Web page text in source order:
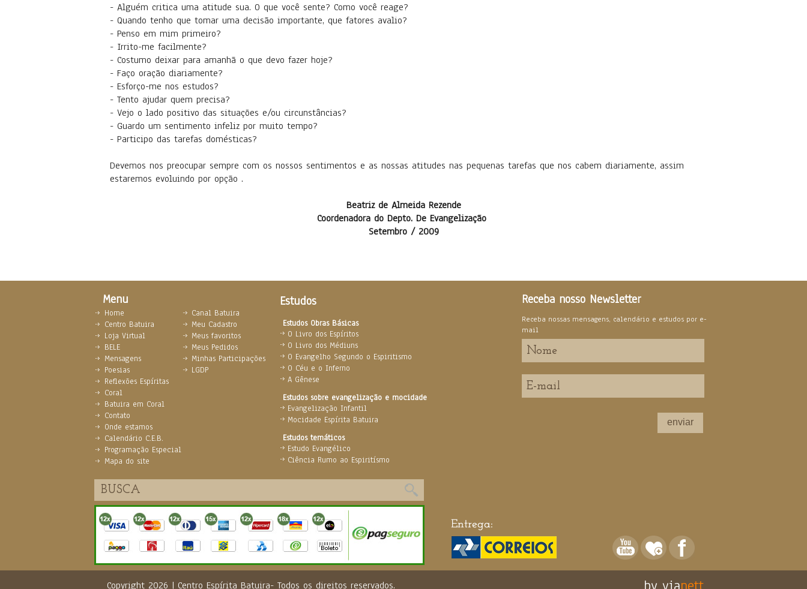
- Alguém critica uma atitude sua. O que você sente? Como você reage?
- Quando tenho que tomar uma decisão importante, que fatores avalio?
- Penso em mim primeiro?
- Irrito-me facilmente?
- Costumo deixar para amanhã o que devo fazer hoje?
- Faço oração diariamente?
- Esforço-me nos estudos?
- Tento ajudar quem precisa?
- Vejo o lado positivo das situações e/ou circunstâncias?
- Guardo um sentimento infeliz por muito tempo?
- Participo das tarefas domésticas?
Devemos nos preocupar sempre com os nossos sentimentos e as nossas atitudes nas pequenas tarefas que nos cabem diariamente, assim
estaremos evoluindo por opção .
Beatriz de Almeida Rezende
Coordenadora do Depto. De Evangelização
Setembro / 2009
Menu Estudos
Estudos Obras Básicas
O Livro dos Espíritos
O Livro dos Médiuns
O Evangelho Segundo o Espiritismo
O Céu e o Inferno
A Gênese
Estudos sobre evangelização e mocidade
Evangelização Infantil
Mocidade Espírita Batuira
Estudos temáticos
Estudo Evangélico
Ciência Rumo ao Espiritísmo
Home
Centro Batuira
Loja Virtual
BELE
Mensagens
Poesias
Reflexões Espíritas
Coral
Batuira em Coral
Contato
Onde estamos
Calendário C.E.B.
Programação Especial
Mapa do site
Canal Batuira
Meu Cadastro
Meus favoritos
Meus Pedidos
Minhas Participações
LGDP
Receba nosso Newsletter
Receba nossas mensagens, calendário e estudos por e-
mail
enviar
Copyright 2026 | Centro Espírita Batuira- Todos os direitos reservados.